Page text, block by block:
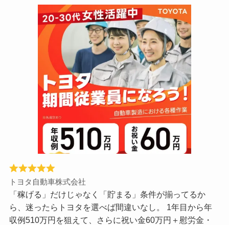
トヨタ自動車株式会社
「稼げる」だけじゃなく「貯まる」条件が揃ってるか
ら、迷ったらトヨタを選べば間違いなし。 1年目から年
収例510万円を狙えて、さらに祝い金60万円＋慰労金・